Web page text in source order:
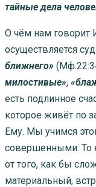
тайные дела
О чём нам говорит
осуществляется
ближнего»
милостивые»,
есть подлинное
которое живёт по
Ему. Мы учимся
совершенными. То
от того, как бы
материальный,